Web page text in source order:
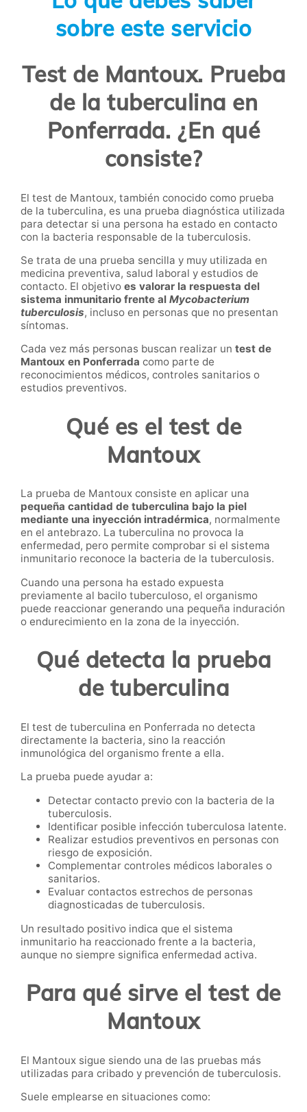
sobre este servicio
Test de Mantoux. Prueba
de la tuberculina en
Ponferrada. ¿En qué
consiste?
El test de Mantoux, también conocido como prueba
de la tuberculina, es una prueba diagnóstica utilizada
para detectar si una persona ha estado en contacto
con la bacteria responsable de la tuberculosis.
Se trata de una prueba sencilla y muy utilizada en
medicina preventiva, salud laboral y estudios de
contacto. El objetivo es valorar la respuesta del
sistema inmunitario frente al Mycobacterium
tuberculosis, incluso en personas que no presentan
síntomas.
Cada vez más personas buscan realizar un test de
Mantoux en Ponferrada como parte de
reconocimientos médicos, controles sanitarios o
estudios preventivos.
Qué es el test de
Mantoux
La prueba de Mantoux consiste en aplicar una
pequeña cantidad de tuberculina bajo la piel
mediante una inyección intradérmica, normalmente
en el antebrazo. La tuberculina no provoca la
enfermedad, pero permite comprobar si el sistema
inmunitario reconoce la bacteria de la tuberculosis.
Cuando una persona ha estado expuesta
previamente al bacilo tuberculoso, el organismo
puede reaccionar generando una pequeña induración
o endurecimiento en la zona de la inyección.
Qué detecta la prueba
de tuberculina
El test de tuberculina en Ponferrada no detecta
directamente la bacteria, sino la reacción
inmunológica del organismo frente a ella.
La prueba puede ayudar a:
Detectar contacto previo con la bacteria de la
tuberculosis.
Identificar posible infección tuberculosa latente.
Realizar estudios preventivos en personas con
riesgo de exposición.
Complementar controles médicos laborales o
sanitarios.
Evaluar contactos estrechos de personas
diagnosticadas de tuberculosis.
Un resultado positivo indica que el sistema
inmunitario ha reaccionado frente a la bacteria,
aunque no siempre significa enfermedad activa.
Para qué sirve el test de
Mantoux
El Mantoux sigue siendo una de las pruebas más
utilizadas para cribado y prevención de tuberculosis.
Suele emplearse en situaciones como: